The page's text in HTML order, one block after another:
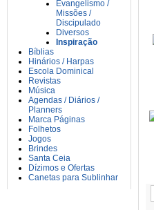
Evangelismo /
Missões /
Discipulado
Diversos
Inspiração
Bíblias
Hinários / Harpas
Escola Dominical
Revistas
Música
Agendas / Diários /
Planners
Marca Páginas
Folhetos
Jogos
Brindes
Santa Ceia
Dízimos e Ofertas
Canetas para Sublinhar